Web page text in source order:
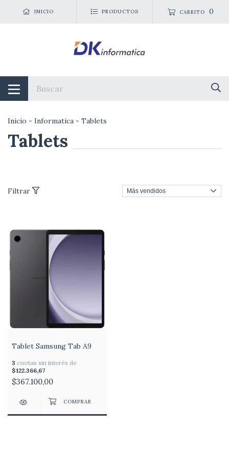
INICIO PRODUCTOS CARRITO 0
Inicio - Informatica - Tablets
Tablets
Filtrar
Tablet Samsung Tab A9
3 cuotas sin interés de
$122.366,67
$367.100,00